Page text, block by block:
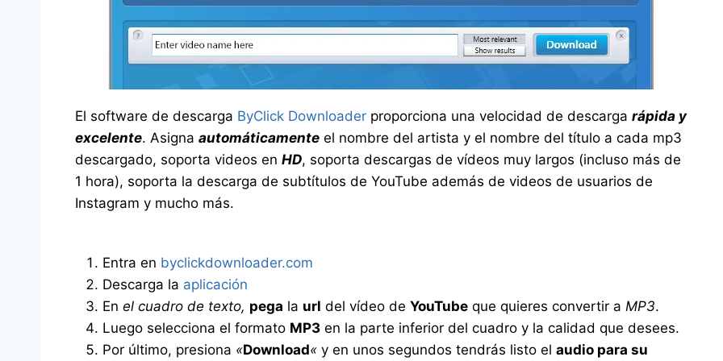
El software de descarga ByClick Downloader proporciona una velocidad de descarga rápida y
excelente. Asigna automáticamente el nombre del artista y el nombre del título a cada mp3
descargado, soporta videos en HD, soporta descargas de vídeos muy largos (incluso más de
1 hora), soporta la descarga de subtítulos de YouTube además de videos de usuarios de
Instagram y mucho más.
Entra en byclickdownloader.com
Descarga la aplicación
En el cuadro de texto, pega la url del vídeo de YouTube que quieres convertir a MP3.
Luego selecciona el formato MP3 en la parte inferior del cuadro y la calidad que desees.
Por último, presiona «Download« y en unos segundos tendrás listo el audio para su